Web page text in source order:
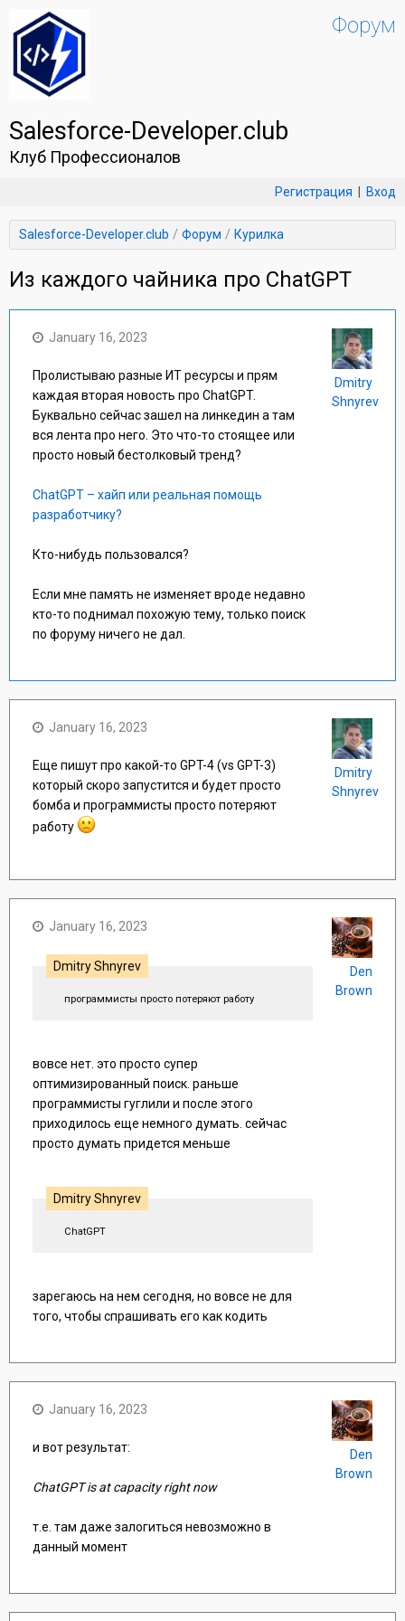
Salesforce-Developer.club
Клуб Профессионалов
Форум
Регистрация Вход
Salesforce-Developer.club Форум Курилка
Из каждого чайника про ChatGPT
January 16, 2023
Пролистываю разные ИТ ресурсы и прям
каждая вторая новость про ChatGPT.
Буквально сейчас зашел на линкедин а там
вся лента про него. Это что-то стоящее или
просто новый бестолковый тренд?
ChatGPT – хайп или реальная помощь
разработчику?
Кто-нибудь пользовался?
Если мне память не изменяет вроде недавно
кто-то поднимал похожую тему, только поиск
по форуму ничего не дал.
Dmitry
Shnyrev
January 16, 2023
Еще пишут про какой-то GPT-4 (vs GPT-3)
который скоро запустится и будет просто
бомба и программисты просто потеряют
работу
Dmitry
Shnyrev
January 16, 2023
Dmitry Shnyrev
программисты просто потеряют работу
вовсе нет. это просто супер
оптимизированный поиск. раньше
программисты гуглили и после этого
приходилось еще немного думать. сейчас
просто думать придется меньше
Dmitry Shnyrev
ChatGPT
зарегаюсь на нем сегодня, но вовсе не для
того, чтобы спрашивать его как кодить
Den
Brown
January 16, 2023
и вот результат:
ChatGPT is at capacity right now
т.е. там даже залогиться невозможно в
данный момент
Den
Brown